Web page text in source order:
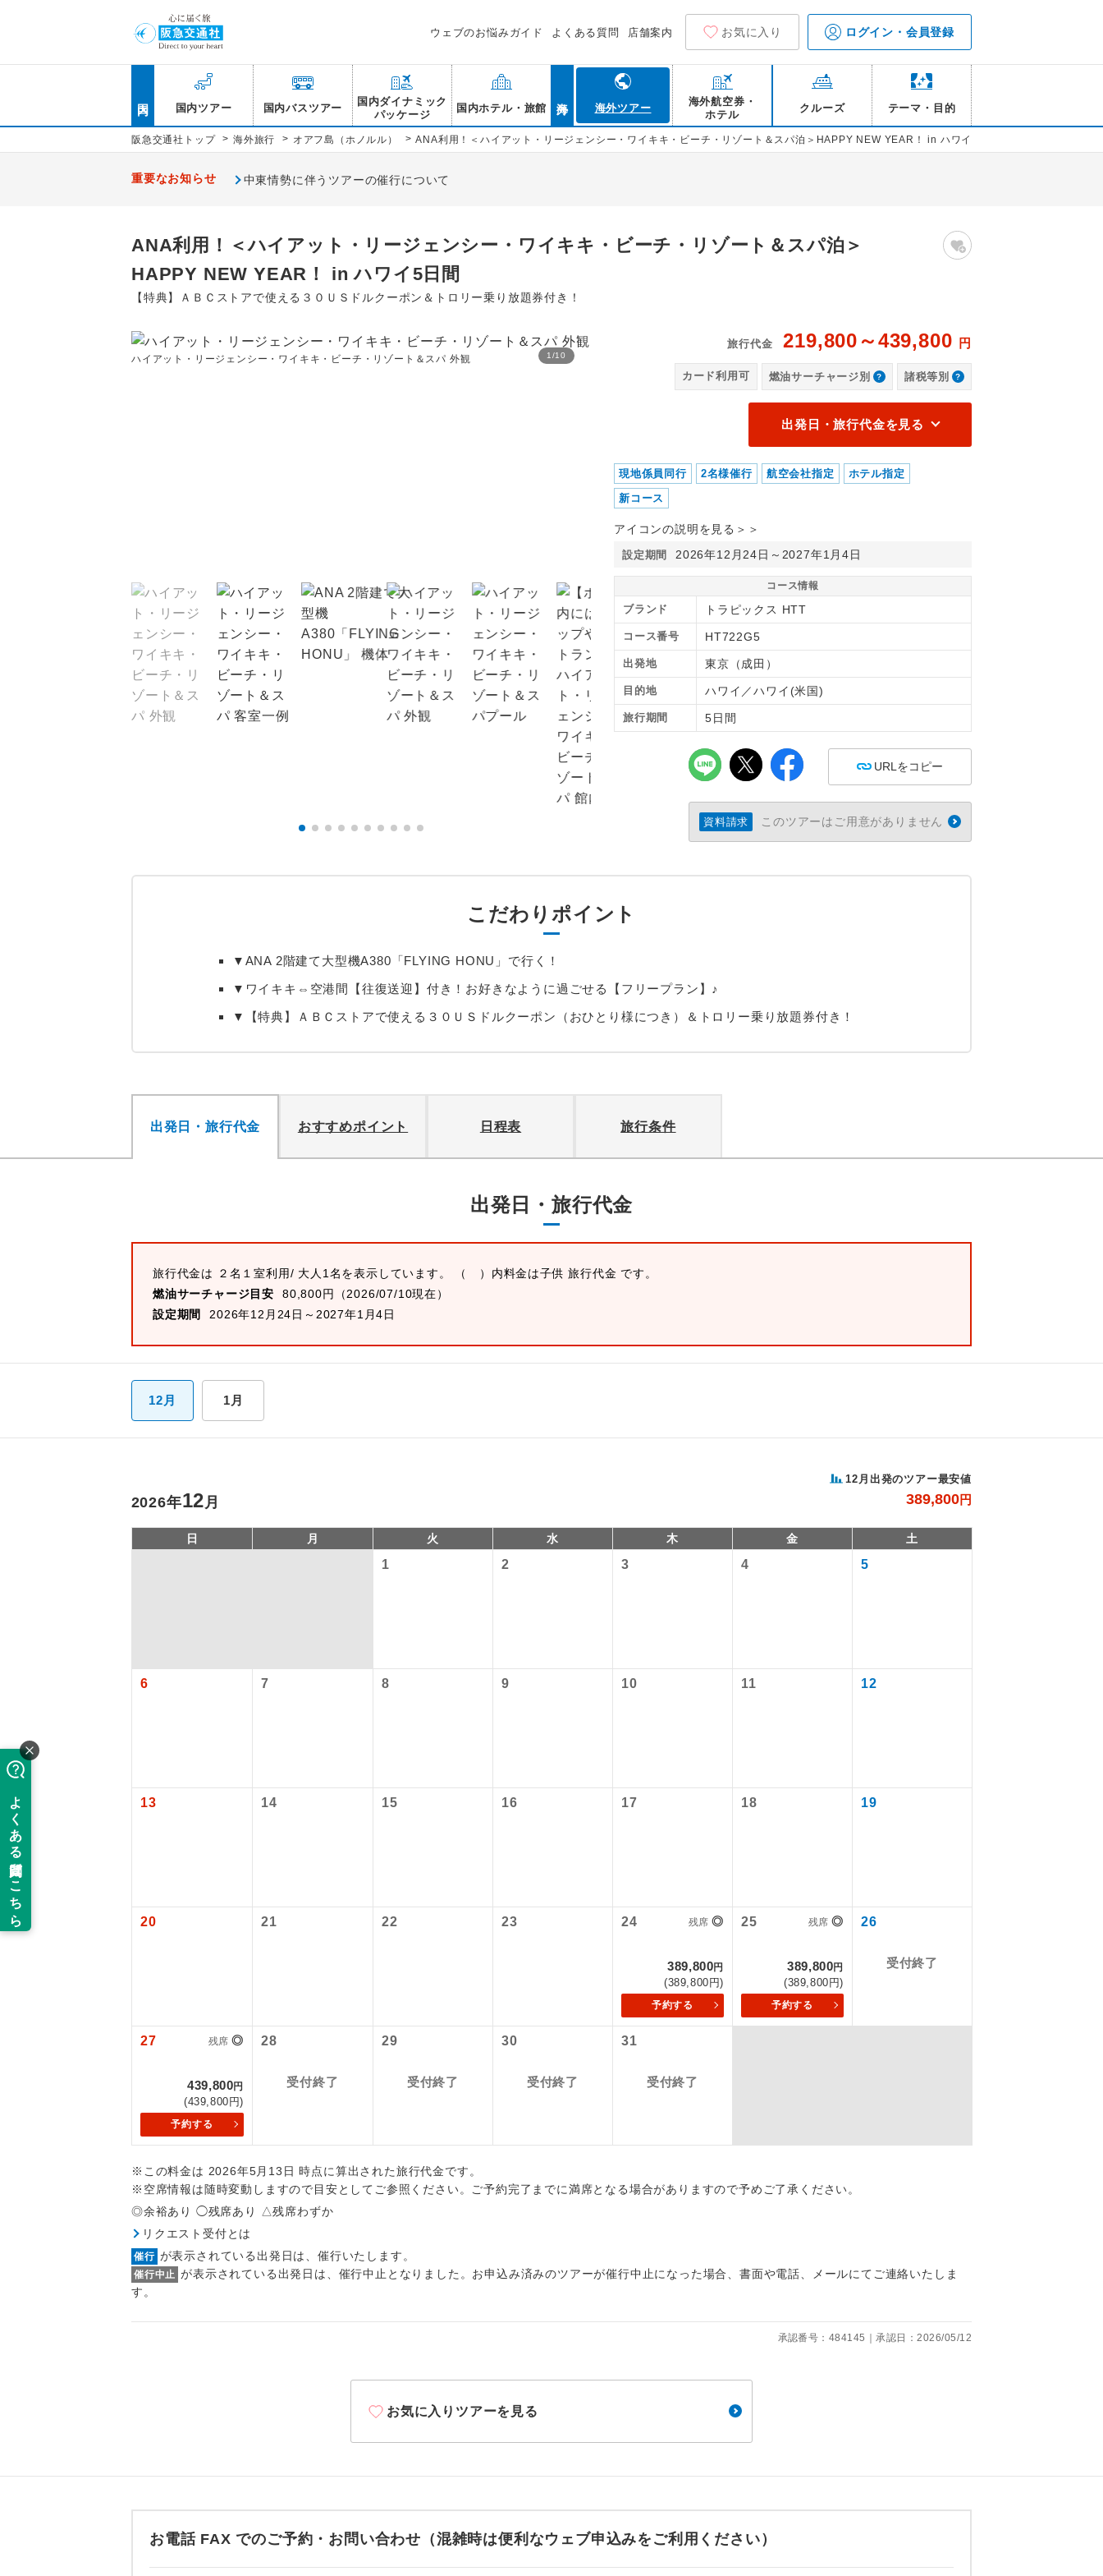
ウェブのお悩みガイド よくある質問 店舗案内 お気に入り ログイン・会員登録
国内ツアー 国内バスツアー
国内ダイナミック
パッケージ
国内ホテル・旅館 海外ツアー
海外航空券・
ホテル
クルーズ テーマ・目的
阪急交通社トップ > 海外旅行 > オアフ島（ホノルル） > ANA利用！＜ハイアット・リージェンシー・ワイキキ・ビーチ・リゾート＆スパ泊＞HAPPY NEW YEAR！ in ハワイ5日間
重要なお知らせ 中東情勢に伴うツアーの催行について
ANA利用！＜ハイアット・リージェンシー・ワイキキ・ビーチ・リゾート＆スパ泊＞
HAPPY NEW YEAR！ in ハワイ5日間
【特典】ＡＢＣストアで使える３０ＵＳドルクーポン＆トロリー乗り放題券付き！
1 /10
ハイアット・リージェンシー・ワイキキ・ビーチ・リゾート＆スパ 外観
ハイアット・リージェンシー・ワイキキ・ビーチ・リゾート＆スパ 客室一例
旅行代金 219,800～439,800 円
カード利用可 燃油サーチャージ別 諸税等別
出発日・旅行代金を見る
現地係員同行 2名様催行 航空会社指定
ホテル指定
新コース
アイコンの説明を見る＞＞
設定期間 2026年12月24日～2027年1月4日
コース情報
ブランド トラピックス HTT
コース番号 HT722G5
出発地 東京（成田）
目的地 ハワイ／ハワイ(米国)
旅行期間 5日間
URLをコピー
資料請求 このツアーはご用意がありません
こだわりポイント
▼ANA 2階建て大型機A380「FLYING HONU」で行く！
▼ワイキキ⇔空港間【往復送迎】付き！お好きなように過ごせる【フリープラン】♪
▼【特典】ＡＢＣストアで使える３０ＵＳドルクーポン（おひとり様につき）＆トロリー乗り放題券付き！
出発日・旅行代金 おすすめポイント 日程表 旅行条件
出発日・旅行代金
旅行代金は ２名１室利用/ 大人1名を表示しています。 （ ）内料金は子供 旅行代金 です。
燃油サーチャージ目安
80,800円（2026/07/10現在）
設定期間
2026年12月24日～2027年1月4日
12月 1月
12月出発のツアー最安値
389,800円
2026年12 月
日 月 火 水 木 金 土
1 2 3 4 5
6 7 8 9 10 11 12
13 14 15 16 17 18 19
20 21 22 23 24 残席 ◎
389,800円
(389,800円)
予約する
25 残席 ◎
389,800円
(389,800円)
予約する
26
受付終了
27 残席 ◎
439,800円
(439,800円)
予約する
28
受付終了
29
受付終了
30
受付終了
31
受付終了
※この料金は 2026年5月13日 時点に算出された旅行代金です。
※空席情報は随時変動しますので目安としてご参照ください。ご予約完了までに満席となる場合がありますので予めご了承ください。
◎余裕あり ◯残席あり △残席わずか
リクエスト受付とは
催行 が表示されている出発日は、催行いたします。
催行中止 が表示されている出発日は、催行中止となりました。お申込み済みのツアーが催行中止になった場合、書面や電話、メールにてご連絡いたしま
す。
承認番号：484145｜承認日：2026/05/12
お気に入りツアーを見る
お電話 FAX でのご予約・お問い合わせ（混雑時は便利なウェブ申込みをご利用ください）
旅行代金に、以下の料金は含まれておりません。別途お支払が必要となります。
【旅客保安サービス料】
払いが必要となります。
2026/8/9 大人（12歳以上）12,190円、子供（2歳以上12歳未満）12,190円、幼児11,460円
2026/8/16 大人（12歳以上）13,140円、子供（2歳以上12歳未満）13,140円、幼児12,400円
2026/8/20 大人（12歳以上）12,190円、子供（2歳以上12歳未満）12,190円、幼児11,460円
2026/8/21 大人（12歳以上）12,150円、子供（2歳以上12歳未満）12,150円、幼児11,420円
2026/8/22 大人（12歳以上）12,210円、子供（2歳以上12歳未満）12,210円、幼児11,480円
2026/8/23 大人（12歳以上）12,210円、子供（2歳以上12歳未満）12,210円、幼児11,480円
2026/8/25 大人（12歳以上）12,250円、子供（2歳以上12歳未満）12,250円、幼児11,510円
2026/8/28 大人（12歳以上）12,190円、子供（2歳以上12歳未満）12,190円、幼児11,460円
2026/8/29 大人（12歳以上）12,210円、子供（2歳以上12歳未満）12,210円、幼児11,480円
2026/8/31 大人（12歳以上）12,210円、子供（2歳以上12歳未満）12,210円、幼児11,480円
2026/9/1 大人（12歳以上）12,340円、子供（2歳以上12歳未満）12,340円、幼児11,600円
2026/9/4 大人（12歳以上）12,310円、子供（2歳以上12歳未満）12,310円、幼児11,570円
2026/9/5 大人（12歳以上）12,310円、子供（2歳以上12歳未満）12,310円、幼児11,570円
2026/9/7 大人（12歳以上）12,190円、子供（2歳以上12歳未満）12,190円、幼児11,460円
2026/9/9 大人（12歳以上）11,800円、子供（2歳以上12歳未満）11,800円、幼児11,090円
※上記以外の出発日につきましては料金確定後にご案内いたします。
【その他諸税追加】
2026/8/9 大人（12歳以上）1,560円、子供（2歳以上12歳未満）1,560円、幼児 1,560円
2026/8/20 大人（12歳以上）1,560円、子供（2歳以上12歳未満）1,560円、幼児 1,560円
道などを利用しご参加いただけます。
ご同行者様が異なる発着地をご希望の場合は、当社予約センターまで連絡ください。
アイコン 説明
バスガイドが乗務し、車内での観光案内があります。
スです。
ご宿泊ホテルに露天風呂が付いています。
ご宿泊ホテルに大浴場が付いています。
ん。（機内食を除く）
ができます。
おひとり様参加限定 おひとり様限定でご参加いただけるコースです。
1名様1室同代金 1名様1室利用でも追加料金がかからないコースです。
利用航空会社が指定なので、ご出発の計画にとても便利で
ホテル指定 ご紹介するホテルを指定したコースです。